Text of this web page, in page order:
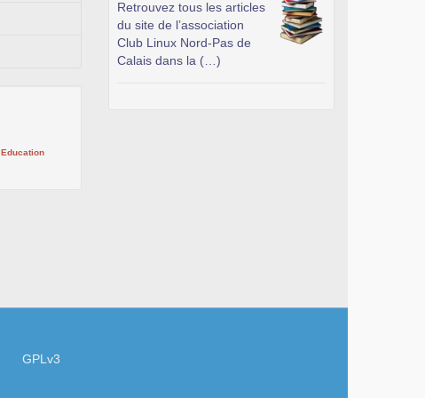
Education
Retrouvez tous les articles
du site de l’association
Club Linux Nord-Pas de
Calais dans la (…)
GPLv3